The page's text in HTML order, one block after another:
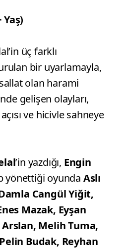
Yaş)
üç farklı
bir uyarlamayla,
olan harami
gelişen olayları,
ve hicivle sahneye
’in yazdığı, Engin
yönettiği oyunda Aslı
Cangül Yiğit,
Mazak, Eyşan
Melih Tuma,
Budak, Reyhan